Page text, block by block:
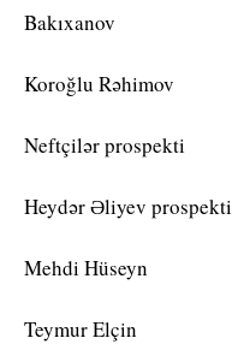
Bakıxanov
Koroğlu Rəhimov
Neftçilər prospekti
Heydər Əliyev prospekti
Mehdi Hüseyn
Teymur Elçin